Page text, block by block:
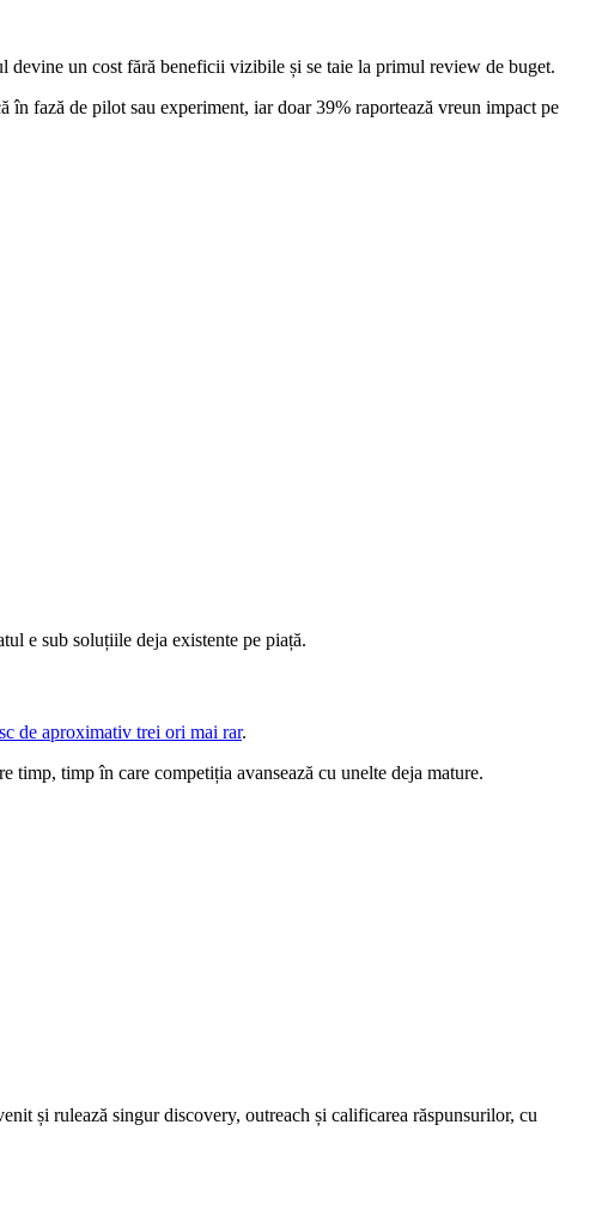
devine un cost fără beneficii vizibile și se taie la primul review de buget.
fază de pilot sau experiment, iar doar 39% raportează vreun impact pe
e sub soluțiile deja existente pe piață.
de aproximativ trei ori mai rar.
timp în care competiția avansează cu unelte deja mature.
și rulează singur discovery, outreach și calificarea răspunsurilor, cu